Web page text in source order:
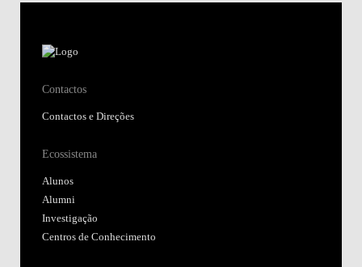
Contactos
Contactos e Direções
Ecossistema
Alunos
Alumni
Investigação
Centros de Conhecimento